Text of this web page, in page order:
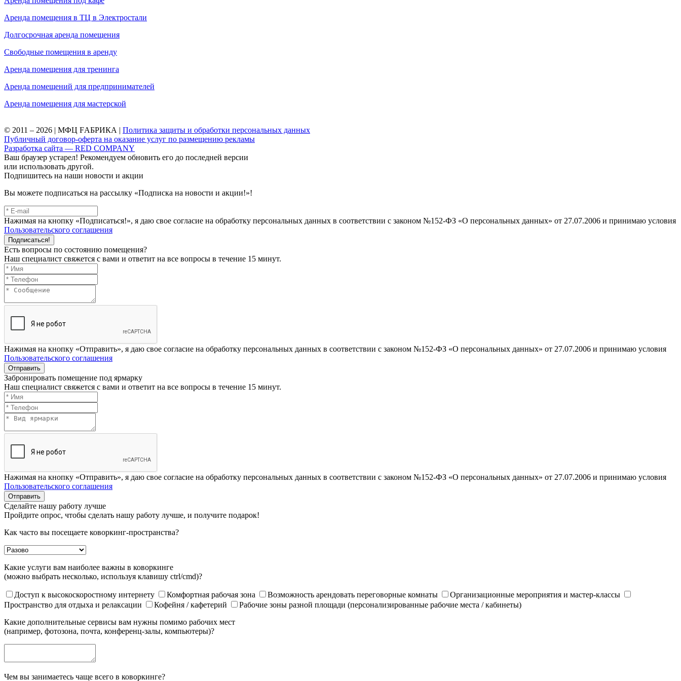
Аренда помещения в ТЦ в Электростали
Долгосрочная аренда помещения
Свободные помещения в аренду
Аренда помещения для тренинга
Аренда помещений для предпринимателей
Аренда помещения для мастерской
© 2011 – 2026 | МФЦ FАБРИКА | Политика защиты и обработки персональных данных
Публичный договор-оферта на оказание услуг по размещению рекламы
Разработка сайта — RED COMPANY
Ваш браузер устарел! Рекомендуем обновить его до последней версии
или использовать другой.
Подпишитесь на наши новости и акции
Вы можете подписаться на рассылку «Подписка на новости и акции!»!
Нажимая на кнопку «Подписаться!», я даю свое согласие на обработку персональных данных в соответствии с законом №152-ФЗ «О персональных данных» от 27.07.2006 и принимаю условия
Пользовательского соглашения
Подписаться!
Есть вопросы по состоянию помещения?
Наш специалист свяжется с вами и ответит на все вопросы в течение 15 минут.
Нажимая на кнопку «Отправить», я даю свое согласие на обработку персональных данных в соответствии с законом №152-ФЗ «О персональных данных» от 27.07.2006 и принимаю условия
Пользовательского соглашения
Отправить
Забронировать помещение под ярмарку
Наш специалист свяжется с вами и ответит на все вопросы в течение 15 минут.
Нажимая на кнопку «Отправить», я даю свое согласие на обработку персональных данных в соответствии с законом №152-ФЗ «О персональных данных» от 27.07.2006 и принимаю условия
Пользовательского соглашения
Отправить
Сделайте нашу работу лучше
Пройдите опрос, чтобы сделать нашу работу лучше, и получите подарок!
Как часто вы посещаете коворкинг-пространства?
Какие услуги вам наиболее важны в коворкинге
(можно выбрать несколько, используя клавишу ctrl/cmd)?
Доступ к высокоскоростному интернету Комфортная рабочая зона Возможность арендовать переговорные комнаты
Организационные мероприятия и мастер-классы
Пространство для отдыха и релаксации
Кофейня / кафетерий
Рабочие зоны разной площади (персонализированные рабочие места / кабинеты)
Какие дополнительные сервисы вам нужны помимо рабочих мест
(например, фотозона, почта, конференц-залы, компьютеры)?
Чем вы занимаетесь чаще всего в коворкинге?